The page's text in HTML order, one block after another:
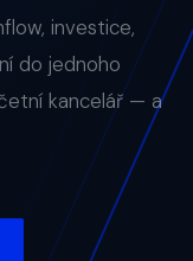
investice,
do jednoho
kancelář — a